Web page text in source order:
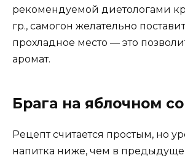
рекомендуемой диетологами
гр., самогон желательно
прохладное место — это
аромат.
Брага на яблочном
Рецепт считается простым, но
напитка ниже, чем в